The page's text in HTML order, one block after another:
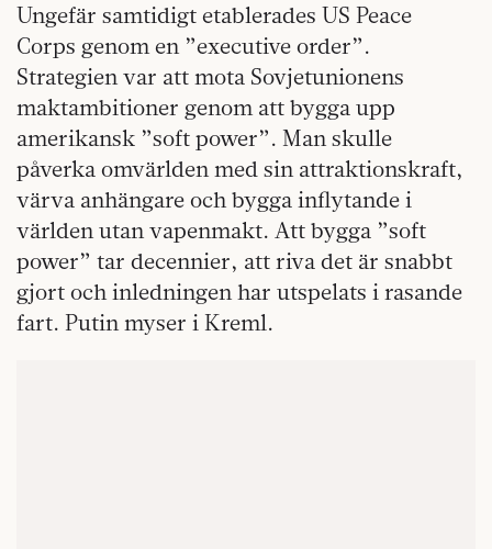
Ungefär samtidigt etablerades US Peace
Corps genom en ”executive order”.
Strategien var att mota Sovjetunionens
maktambitioner genom att bygga upp
amerikansk ”soft power”. Man skulle
påverka omvärlden med sin attraktionskraft,
värva anhängare och bygga inflytande i
världen utan vapenmakt. Att bygga ”soft
power” tar decennier, att riva det är snabbt
gjort och inledningen har utspelats i rasande
fart. Putin myser i Kreml.